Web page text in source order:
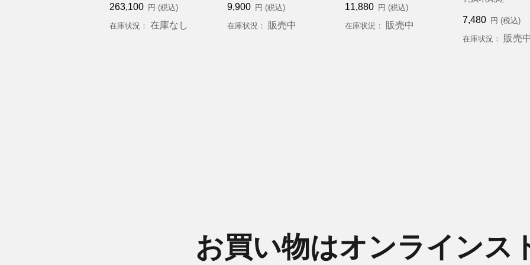
263,100 円 (税込)
在庫状況： 在庫なし
9,900 円 (税込)
在庫状況： 販売中
11,880 円 (税込)
在庫状況： 販売中
7,480 円 (税込)
在庫状況： 販売中
お買い物はオンラインス